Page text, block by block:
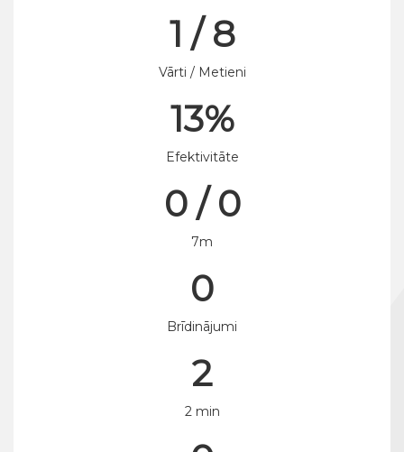
1 / 8
Vārti / Metieni
13%
Efektivitāte
0 / 0
7m
0
Brīdinājumi
2
2 min